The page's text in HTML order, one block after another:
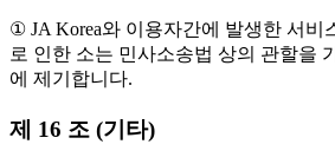
① JA Korea와 이용자간에 발생한 서비
로 인한 소는 민사소송법 상의 관할을
에 제기합니다.
제 16 조 (기타)